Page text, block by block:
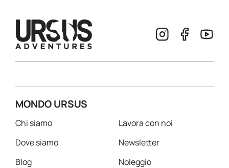
MONDO URSUS
Chi siamo
Dove siamo
Blog
Lavora con noi
Newsletter
Noleggio